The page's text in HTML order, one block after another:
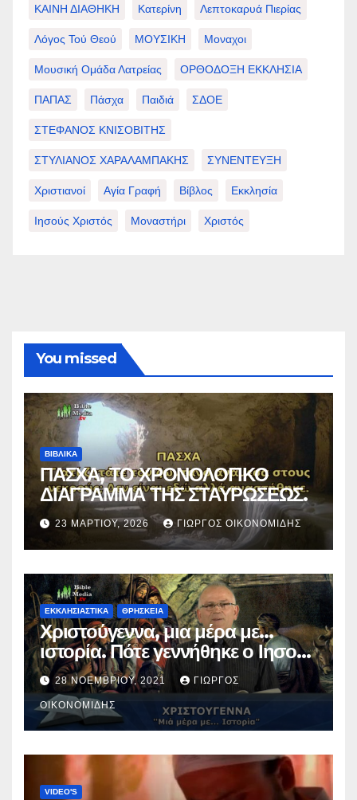
ΚΑΙΝΗ ΔΙΑΘΗΚΗ Κατερίνη Λεπτοκαρυά Πιερίας
Λόγος Τού Θεού ΜΟΥΣΙΚΗ Μοναχοι
Μουσική Ομάδα Λατρείας ΟΡΘΟΔΟΞΗ ΕΚΚΛΗΣΙΑ
ΠΑΠΑΣ Πάσχα Παιδιά ΣΔΟΕ
ΣΤΕΦΑΝΟΣ ΚΝΙΣΟΒΙΤΗΣ
ΣΤΥΛΙΑΝΟΣ ΧΑΡΑΛΑΜΠΑΚΗΣ ΣΥΝΕΝΤΕΥΞΗ
Χριστιανοί Αγία Γραφή Βίβλος Εκκλησία
Ιησούς Χριστός Μοναστήρι Χριστός
You missed
ΒΙΒΛΙΚΑ
ΠΑΣΧΑ, ΤΟ ΧΡΟΝΟΛΟΓΙΚΟ
ΔΙΑΓΡΑΜΜΑ ΤΗΣ ΣΤΑΥΡΩΣΕΩΣ.
23 ΜΑΡΤΊΟΥ, 2026 ΓΙΏΡΓΟΣ ΟΙΚΟΝΟΜΊΔΗΣ
ΕΚΚΛΗΣΙΑΣΤΙΚΑ ΘΡΗΣΚΕΙΑ
Χριστούγεννα, μια μέρα με…
ιστορία. Πότε γεννήθηκε ο Ιησούς
Χριστός; (Βίντεο).
28 ΝΟΕΜΒΡΊΟΥ, 2021 ΓΙΏΡΓΟΣ
ΟΙΚΟΝΟΜΊΔΗΣ
VIDEO'S